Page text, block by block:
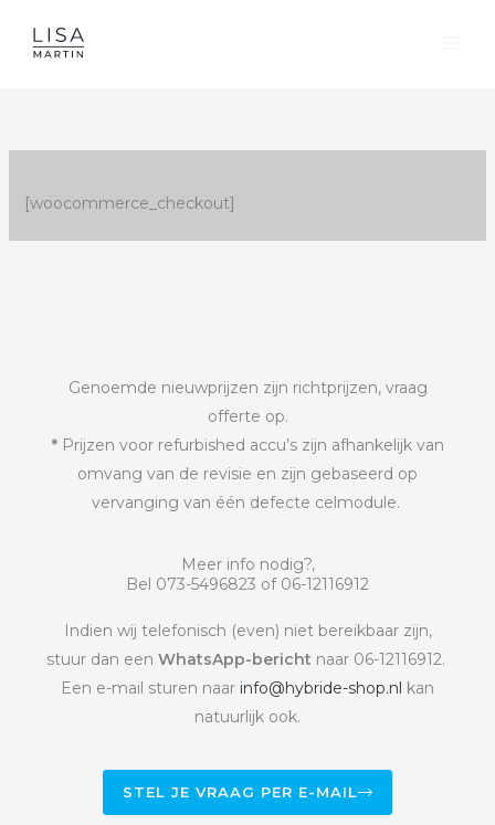
[woocommerce_checkout]
Genoemde nieuwprijzen zijn richtprijzen, vraag
offerte op.
* Prijzen voor refurbished accu’s zijn afhankelijk van
omvang van de revisie en zijn gebaseerd op
vervanging van één defecte celmodule.
Meer info nodig?,
Bel 073-5496823 of 06-12116912
Indien wij telefonisch (even) niet bereikbaar zijn,
stuur dan een WhatsApp-bericht naar 06-12116912.
Een e-mail sturen naar info@hybride-shop.nl kan
natuurlijk ook.
STEL JE VRAAG PER E-MAIL